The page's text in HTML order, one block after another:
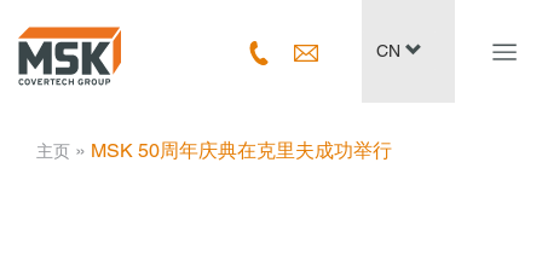
CN
主页 ­ » ­ MSK 50周年庆典在克里夫成功举行